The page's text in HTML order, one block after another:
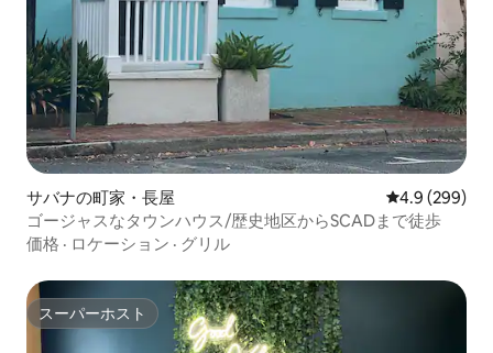
サバナの町家・長屋 レビュー299
4.9 (299)
ゴージャスなタウンハウス/歴史地区からSCADまで徒歩
価格 · ロケーション · グリル
スーパーホスト
スーパーホスト